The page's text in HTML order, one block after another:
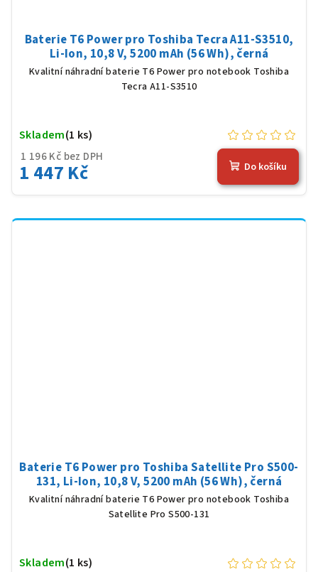
Baterie T6 Power pro Toshiba Tecra A11-S3510,
Li-Ion, 10,8 V, 5200 mAh (56 Wh), černá
Kvalitní náhradní baterie T6 Power pro notebook Toshiba
Tecra A11-S3510
1 196 Kč bez DPH
1 447 Kč
Skladem(1 ks)
Do košíku
Baterie T6 Power pro Toshiba Satellite Pro S500-
131, Li-Ion, 10,8 V, 5200 mAh (56 Wh), černá
Kvalitní náhradní baterie T6 Power pro notebook Toshiba
Satellite Pro S500-131
Skladem(1 ks)